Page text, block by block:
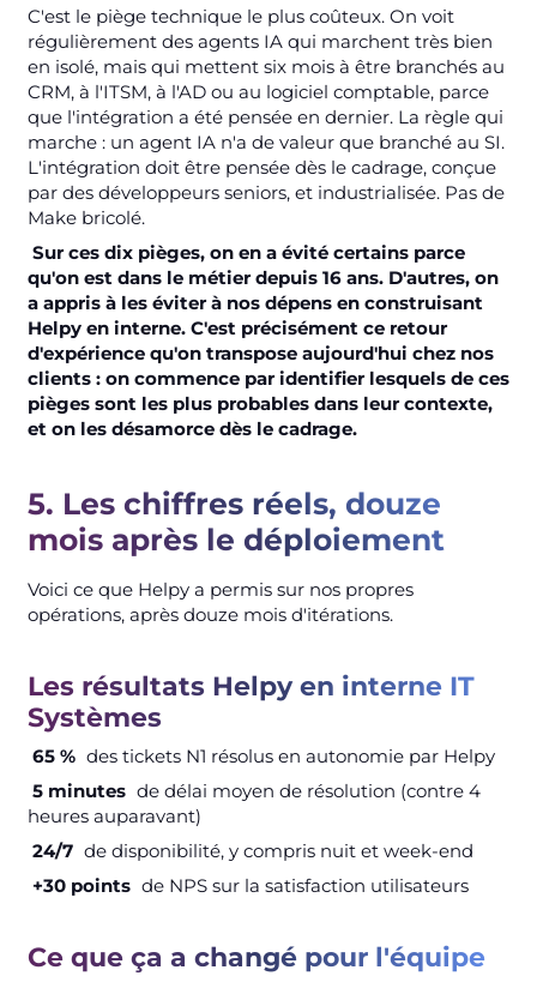
C'est le piège technique le plus coûteux. On voit
régulièrement des agents IA qui marchent très bien
en isolé, mais qui mettent six mois à être branchés au
CRM, à l'ITSM, à l'AD ou au logiciel comptable, parce
que l'intégration a été pensée en dernier. La règle qui
marche : un agent IA n'a de valeur que branché au SI.
L'intégration doit être pensée dès le cadrage, conçue
par des développeurs seniors, et industrialisée. Pas de
Make bricolé.
Sur ces dix pièges, on en a évité certains parce
qu'on est dans le métier depuis 16 ans. D'autres, on
a appris à les éviter à nos dépens en construisant
Helpy en interne. C'est précisément ce retour
d'expérience qu'on transpose aujourd'hui chez nos
clients : on commence par identifier lesquels de ces
pièges sont les plus probables dans leur contexte,
et on les désamorce dès le cadrage.
5. Les chiffres réels, douze
mois après le déploiement
Voici ce que Helpy a permis sur nos propres
opérations, après douze mois d'itérations.
Les résultats Helpy en interne IT
Systèmes
65 % des tickets N1 résolus en autonomie par Helpy
5 minutes de délai moyen de résolution (contre 4
heures auparavant)
24/7 de disponibilité, y compris nuit et week-end
+30 points de NPS sur la satisfaction utilisateurs
Ce que ça a changé pour l'équipe